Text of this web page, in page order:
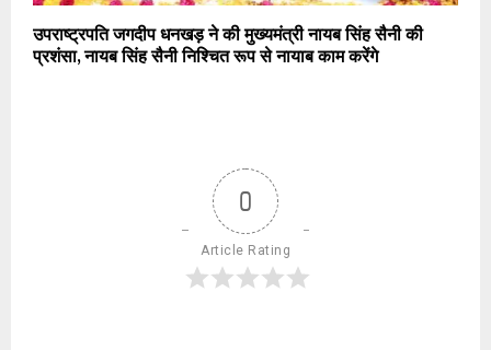
उपराष्ट्रपति जगदीप धनखड़ ने की मुख्यमंत्री नायब सिंह सैनी की
प्रशंसा, नायब सिंह सैनी निश्चित रूप से नायाब काम करेंगे
0
Article Rating